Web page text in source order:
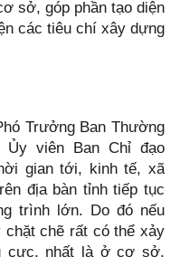
sở, góp phần tạo diện
các tiêu chí xây dựng
Trưởng Ban Thường
viên Ban Chỉ đạo
gian tới, kinh tế, xã
địa bàn tỉnh tiếp tục
trình lớn. Do đó nếu
chặt chẽ rất có thể xảy
cực, nhất là ở cơ sở.